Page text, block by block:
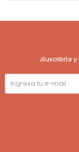
¡Suscribite